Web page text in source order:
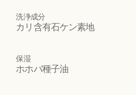
洗浄成分
カリ含有石ケン素地
保湿
ホホバ種子油